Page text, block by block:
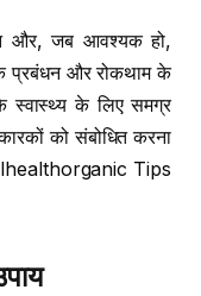
और, जब आवश्यक हो,
प्रबंधन और रोकथाम के
स्वास्थ्य के लिए समग्र
को संबोधित करना
Tips